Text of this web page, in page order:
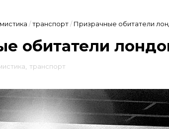
мистика /транспорт/ Призрачные обитатели
обитатели
транспорт